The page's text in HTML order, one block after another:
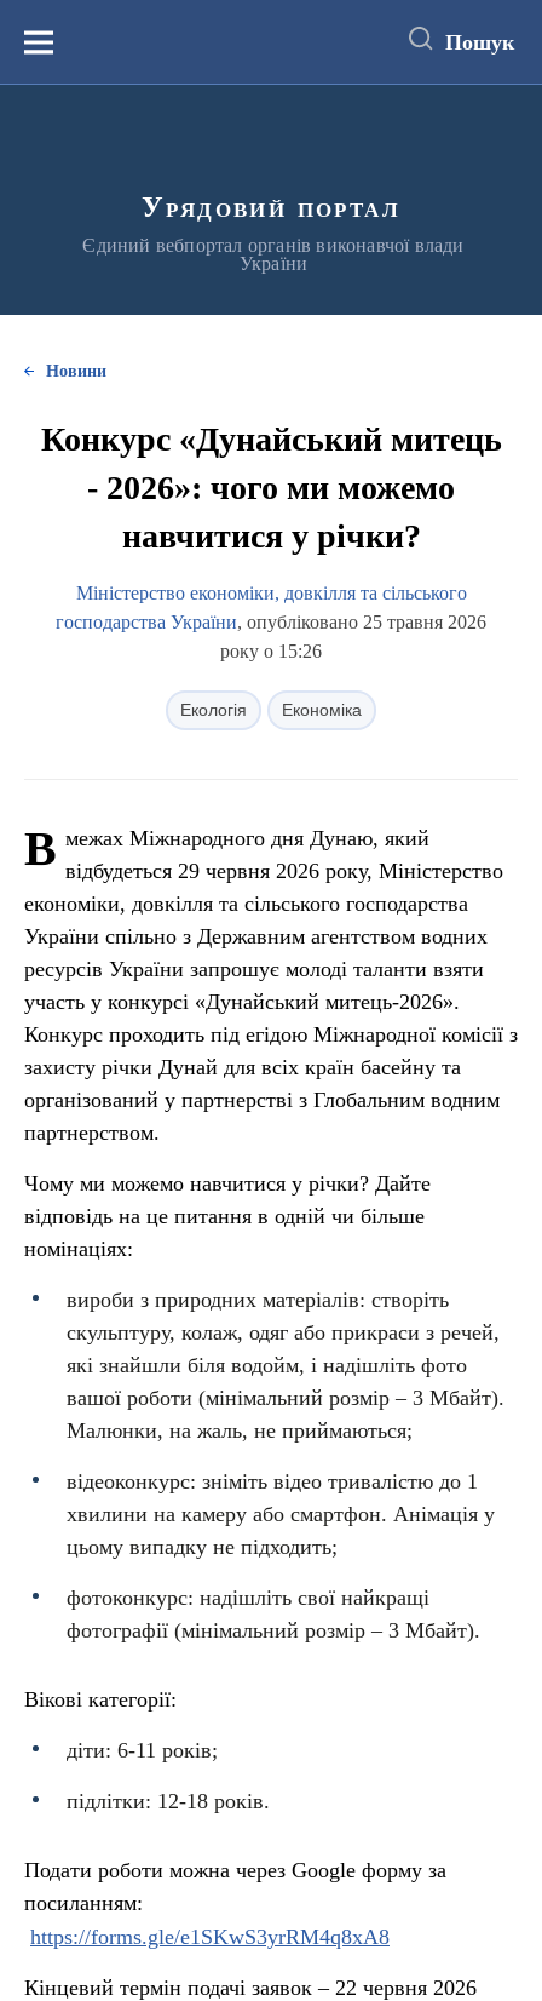
вмістуМеню Пошук
Урядовий портал
Єдиний вебпортал органів виконавчої влади
України
Новини
Конкурс «Дунайський митець
- 2026»: чого ми можемо
навчитися у річки?
Міністерство економіки, довкілля та сільського
господарства України, опубліковано 25 травня 2026
року о 15:26
Екологія Економіка
В межах Міжнародного дня Дунаю, який
відбудеться 29 червня 2026 року, Міністерство
економіки, довкілля та сільського господарства
України спільно з Державним агентством водних
ресурсів України запрошує молоді таланти взяти
участь у конкурсі «Дунайський митець-2026».
Конкурс проходить під егідою Міжнародної комісії з
захисту річки Дунай для всіх країн басейну та
організований у партнерстві з Глобальним водним
партнерством.
Чому ми можемо навчитися у річки? Дайте
відповідь на це питання в одній чи більше
номінаціях:
вироби з природних матеріалів: створіть
скульптуру, колаж, одяг або прикраси з речей,
які знайшли біля водойм, і надішліть фото
вашої роботи (мінімальний розмір – 3 Мбайт).
Малюнки, на жаль, не приймаються;
відеоконкурс: зніміть відео тривалістю до 1
хвилини на камеру або смартфон. Анімація у
цьому випадку не підходить;
фотоконкурс: надішліть свої найкращі
фотографії (мінімальний розмір – 3 Мбайт).
Вікові категорії:
діти: 6-11 років;
підлітки: 12-18 років.
Подати роботи можна через Google форму за
посиланням:
https://forms.gle/e1SKwS3yrRM4q8xA8
Кінцевий термін подачі заявок – 22 червня 2026